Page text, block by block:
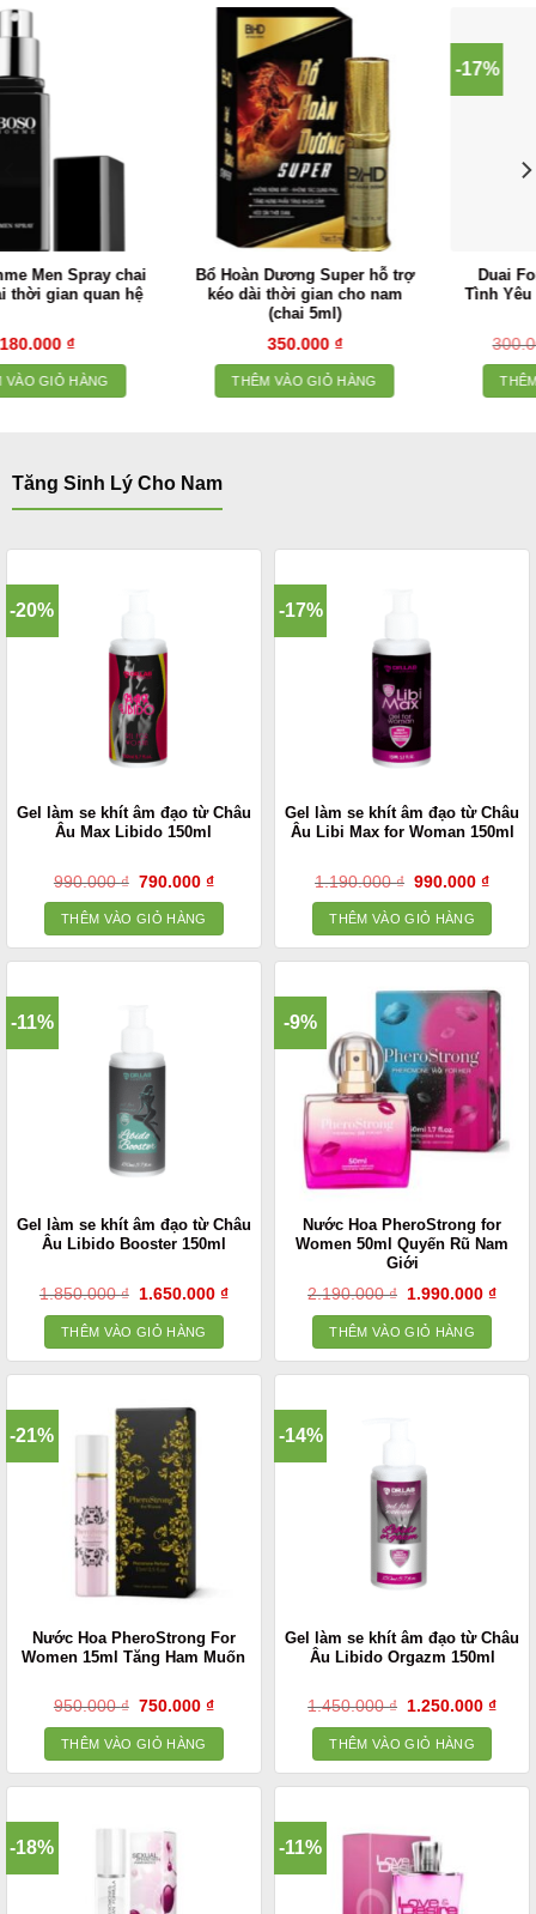
Duai For Him – Nước Hoa
Tình Yêu Kích Thích Nữ Giới
300.000
tại
THÊM VÀO GIỎ HÀNG
Nước Uống Kích Dục D10 Kích
Thích Ham Muốn Nữ
THÊM VÀO GIỎ HÀNG
Tăng Sinh Lý Cho Nam
-20%
Gel làm se khít âm đạo từ Châu
Âu Max Libido 150ml
990.000₫ Giá
là:
990.000 ₫.
790.000 ₫Giá
tại
790.000 ₫.
THÊM VÀO GIỎ HÀNG
-17%
Gel làm se khít âm đạo từ Châu
Âu Libi Max for Woman 150ml
1.190.000₫ Giá
là:
1.190.000 ₫.
990.000₫Giá
tại
THÊM VÀO GIỎ HÀNG
-11%
Gel làm se khít âm đạo từ Châu
Âu Libido Booster 150ml
1.850.000₫
Giá
là:
1.850.000 ₫.
1.650.000 ₫Giá
THÊM VÀO GIỎ HÀNG
-9%
Nước Hoa PheroStrong for
Women 50ml Quyến Rũ Nam
Giới
2.190.000₫ Giá
là:
2.190.000 ₫.
1.990.000₫Giá
THÊM VÀO GIỎ HÀNG
-21%
Nước Hoa PheroStrong For
Women 15ml Tăng Ham Muốn
950.000₫ Giá
là:
950.000 ₫.
750.000 ₫Giá
tại
750.000 ₫.
THÊM VÀO GIỎ HÀNG
-14%
Gel làm se khít âm đạo từ Châu
Âu Libido Orgazm 150ml
1.450.000₫ Giá
là:
1.450.000 ₫.
1.250.000₫Giá
THÊM VÀO GIỎ HÀNG
-18% -11%